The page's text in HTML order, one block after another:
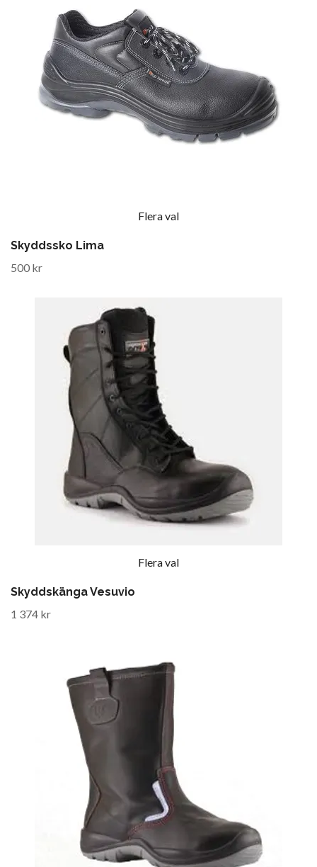
Flera val
Skyddssko Lima
500 kr
Flera val
Skyddskänga Vesuvio
1 374 kr